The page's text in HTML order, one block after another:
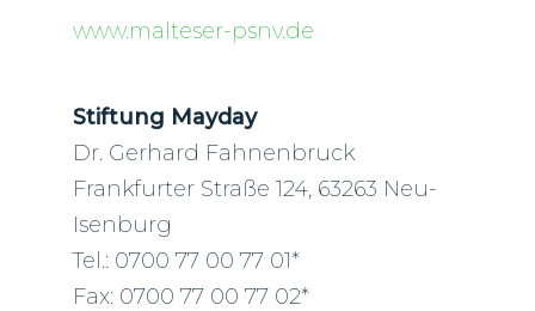
www.malteser-psnv.de
Stiftung Mayday
Dr. Gerhard Fahnenbruck
Frankfurter Straße 124, 63263 Neu-
Isenburg
Tel.: 0700 77 00 77 01*
Fax: 0700 77 00 77 02*